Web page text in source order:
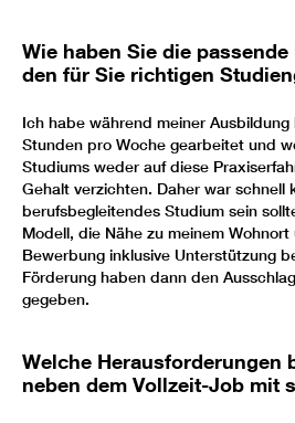
Wie haben Sie die
den für Sie richtigen
Ich habe während meiner
Stunden pro Woche gearbeitet und
Studiums weder auf diese
Gehalt verzichten. Daher war schnell
berufsbegleitendes Studium sein
Modell, die Nähe zu meinem
Bewerbung inklusive Unterstützung
Förderung haben dann den
gegeben.
Welche Herausforderungen
neben dem Vollzeit-Job mit